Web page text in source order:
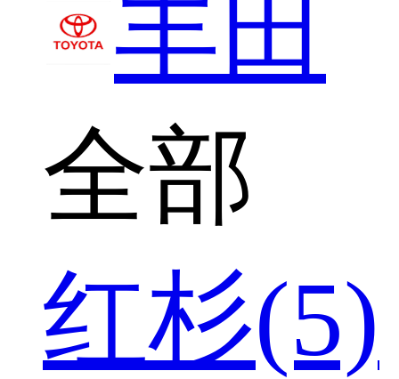
丰田
全部
红杉(5)